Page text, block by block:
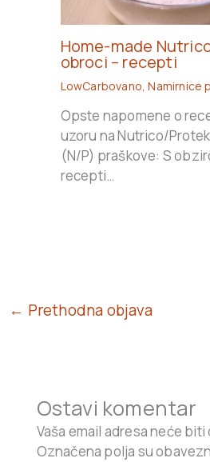
Home-made
obroci – recepti
LowCarbovano ,Namirnice
Opste napomene o
uzoru na Nutrico/
(N/P) praškove: S
recepti…
← Prethodna objava
Ostavi komentar
Vaša email adresa neće
Označena polja su